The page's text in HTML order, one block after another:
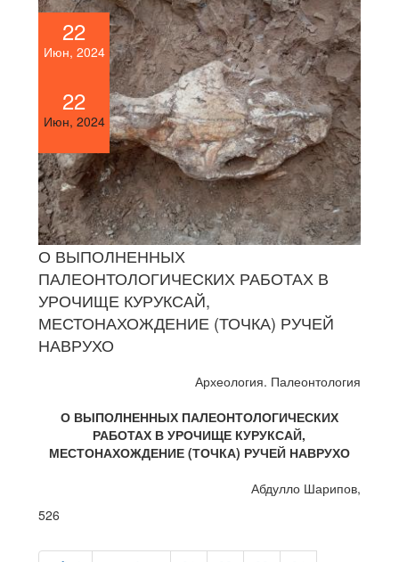
22
Июн, 2024
22
Июн, 2024
О ВЫПОЛНЕННЫХ
ПАЛЕОНТОЛОГИЧЕСКИХ РАБОТАХ В
УРОЧИЩЕ КУРУКСАЙ,
МЕСТОНАХОЖДЕНИЕ (ТОЧКА) РУЧЕЙ
НАВРУХО
Археология. Палеонтология
О ВЫПОЛНЕННЫХ ПАЛЕОНТОЛОГИЧЕСКИХ
РАБОТАХ В УРОЧИЩЕ КУРУКСАЙ,
МЕСТОНАХОЖДЕНИЕ (ТОЧКА) РУЧЕЙ НАВРУХО
Абдулло Шарипов,
526
PAGES